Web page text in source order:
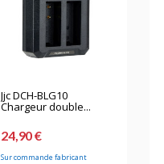
Jjc DCH-BLG10
Chargeur double...
24,90 €
Sur commande fabricant